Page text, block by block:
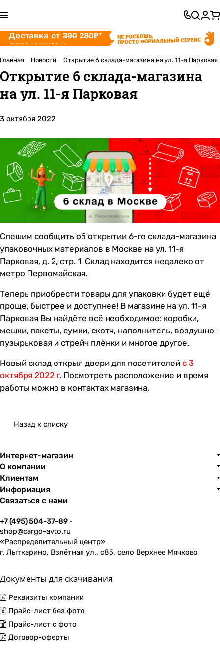
Главная Новости Открытие 6 склада-магазина на ул. 11-я Парковая
Открытие 6 склада-магазина
на ул. 11-я Парковая
3 октября 2022
Спешим сообщить об открытии 6-го склада-магазина
упаковочных материалов в Москве на ул. 11-я
Парковая, д. 2, стр. 1. Склад находится недалеко от
метро Первомайская.
Теперь приобрести товары для упаковки будет ещё
проще, быстрее и доступнее! В магазине на ул. 11-я
Парковая Вы найдёте всё необходимое: коробки,
мешки, пакеты, сумки, скотч, наполнитель, воздушно-
пузырьковая и стрейч плёнки и многое другое.
Новый склад открыл двери для посетителей с 3
октября 2022 г. Посмотреть расположение и время
работы можно в контактах магазина.
Назад к списку
Интернет-магазин
О компании
Клиентам
Информация
Связаться с нами
+7 (495) 504-37-89
shop@cargo-avto.ru
«Распределительный центр»
г. Лыткарино, Взлётная ул., с85, село Верхнее Мячково
Документы для скачивания
Реквизиты компании
Прайс-лист без фото
Прайс-лист с фото
Договор-оферты